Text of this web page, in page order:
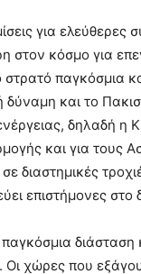
για
κόσμο για
παγκόσμια
και το
δηλαδή η
και για τους
διαστημικές
επιστήμονες
διάσταση
χώρες που